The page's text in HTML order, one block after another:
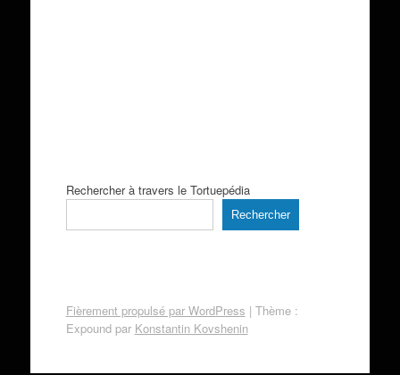
Rechercher à travers le Tortuepédia
Rechercher
Fièrement propulsé par WordPress | Thème :
Expound par Konstantin Kovshenin